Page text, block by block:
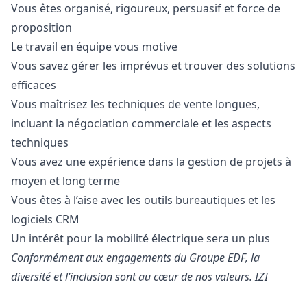
Vous êtes organisé, rigoureux, persuasif et force de
proposition
Le travail en équipe vous motive
Vous savez gérer les imprévus et trouver des solutions
efficaces
Vous maîtrisez les techniques de vente longues,
incluant la négociation commerciale et les aspects
techniques
Vous avez une expérience dans la gestion de projets à
moyen et long terme
Vous êtes à l’aise avec les outils bureautiques et les
logiciels CRM
Un intérêt pour la mobilité électrique sera un plus
Conformément aux engagements du Groupe EDF, la
diversité et l’inclusion sont au cœur de nos valeurs. IZI